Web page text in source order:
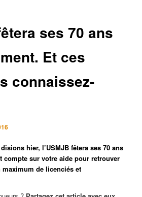
ses 70 ans
Et ces
connaissez-
hier, l’USMJB fêtera ses 70 ans
compte sur votre aide pour retrouver
maximum de licenciés et